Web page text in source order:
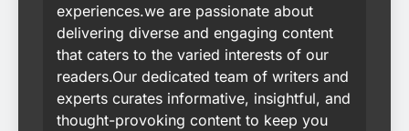
experiences.we are passionate about
delivering diverse and engaging content
that caters to the varied interests of our
readers.Our dedicated team of writers and
experts curates informative, insightful, and
thought-provoking content to keep you